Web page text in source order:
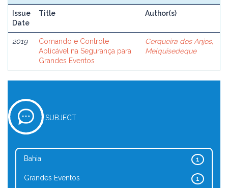
Issue
Date
Title Author(s)
2019
Comando e Controle
Aplicável na Segurança para
Grandes Eventos
Cerqueira dos Anjos,
Melquisedeque
SUBJECT
1
Bahia
1
Grandes Eventos